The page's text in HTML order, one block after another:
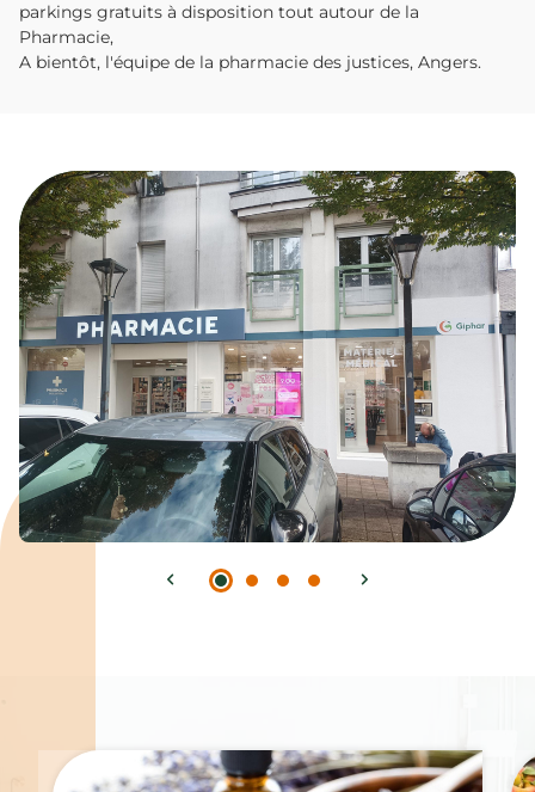
parkings gratuits à disposition tout autour de la
Pharmacie,
A bientôt, l'équipe de la pharmacie des justices, Angers.